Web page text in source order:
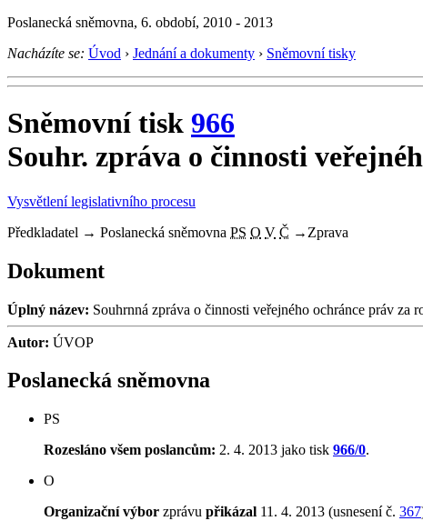
Poslanecká sněmovna, 6. období, 2010 - 2013
Nacházíte se: Úvod › Jednání a dokumenty › Sněmovní tisky
Sněmovní tisk 966
Souhr. zpráva o činnosti
Vysvětlení legislativního procesu
Předkladatel → Poslanecká sněmovna PS O V Č → Zprava
Dokument
Úplný název: Souhrnná zpráva o činnosti veřejného ochránce práv za
Autor: ÚVOP
Poslanecká sněmovna
PS
Rozesláno všem poslancům: 2. 4. 2013 jako tisk 966/0.
O
Organizační výbor zprávu přikázal 11. 4. 2013 (usnesení č. 367